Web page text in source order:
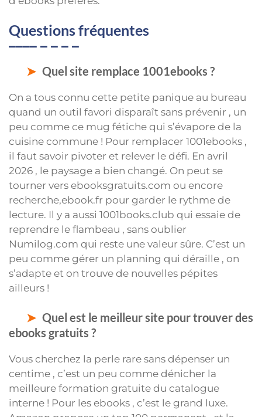
Questions fréquentes
Quel site remplace 1001ebooks ?
On a tous connu cette petite panique au bureau
quand un outil favori disparaît sans prévenir , un
peu comme ce mug fétiche qui s’évapore de la
cuisine commune ! Pour remplacer 1001ebooks ,
il faut savoir pivoter et relever le défi. En avril
2026 , le paysage a bien changé. On peut se
tourner vers ebooksgratuits.com ou encore
recherche,ebook.fr pour garder le rythme de
lecture. Il y a aussi 1001books.club qui essaie de
reprendre le flambeau , sans oublier
Numilog.com qui reste une valeur sûre. C’est un
peu comme gérer un planning qui déraille , on
s’adapte et on trouve de nouvelles pépites
ailleurs !
Quel est le meilleur site pour trouver des
ebooks gratuits ?
Vous cherchez la perle rare sans dépenser un
centime , c’est un peu comme dénicher la
meilleure formation gratuite du catalogue
interne ! Pour les ebooks , c’est le grand luxe.